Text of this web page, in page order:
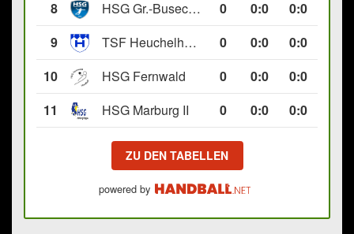
8 HSG Gr.-Buseck/Beuern II 0 0:0
0:0
9
TSF Heuchelheim II 0 0:0
0:0
10
HSG Fernwald 0 0:0
0:0
11
HSG Marburg II 0 0:0 0:0
ZU DEN TABELLEN
powered by